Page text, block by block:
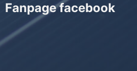
Fanpage facebook